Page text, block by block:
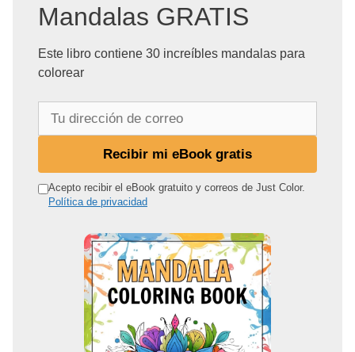
Mandalas GRATIS
Este libro contiene 30 increíbles mandalas para
colorear
r
Recibir mi eBook gratis
Acepto recibir el eBook gratuito y correos de Just Color.
Política de privacidad